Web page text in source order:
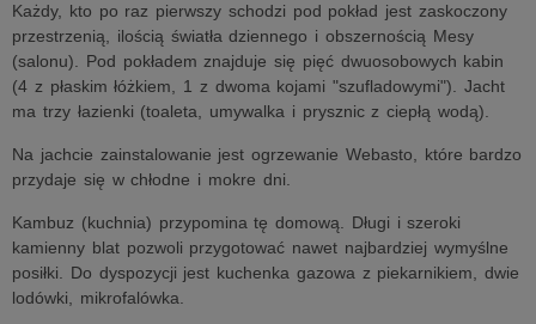
Każdy, kto po raz pierwszy schodzi pod pokład jest zaskoczony
przestrzenią, ilością światła dziennego i obszernością Mesy
(salonu). Pod pokładem znajduje się pięć dwuosobowych kabin
(4 z płaskim łóżkiem, 1 z dwoma kojami "szufladowymi"). Jacht
ma trzy łazienki (toaleta, umywalka i prysznic z ciepłą wodą).
Na jachcie zainstalowanie jest ogrzewanie Webasto, które bardzo
przydaje się w chłodne i mokre dni.
Kambuz (kuchnia) przypomina tę domową. Długi i szeroki
kamienny blat pozwoli przygotować nawet najbardziej wymyślne
posiłki. Do dyspozycji jest kuchenka gazowa z piekarnikiem, dwie
lodówki, mikrofalówka.